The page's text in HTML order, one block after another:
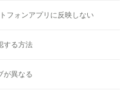
フォンアプリに反映しない
する方法
が異なる